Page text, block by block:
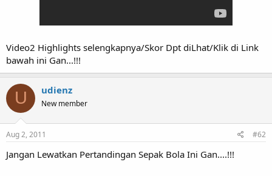
Video2 Highlights selengkapnya/Skor Dpt diLhat/Klik di Link
bawah ini Gan...!!!
U udienz
New member
Aug 2, 2011 #62
Jangan Lewatkan Pertandingan Sepak Bola Ini Gan....!!!